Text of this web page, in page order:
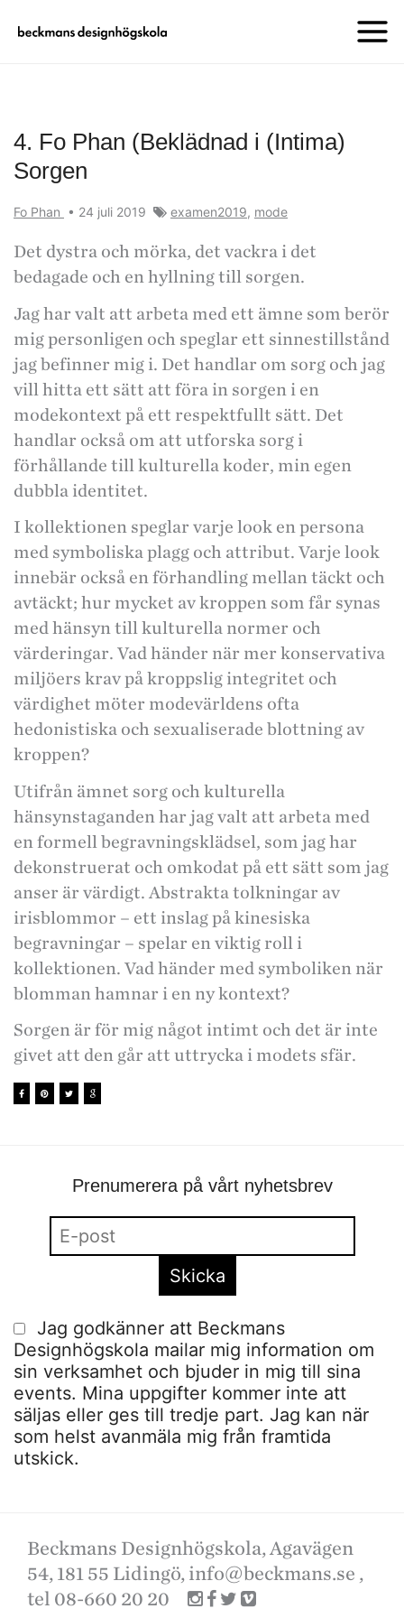
4. Fo Phan (Beklädnad i (Intima)
Sorgen
Fo Phan • 24 juli 2019 examen2019, mode
Det dystra och mörka, det vackra i det
bedagade och en hyllning till sorgen.
Jag har valt att arbeta med ett ämne som berör
mig personligen och speglar ett sinnestillstånd
jag befinner mig i. Det handlar om sorg och jag
vill hitta ett sätt att föra in sorgen i en
modekontext på ett respektfullt sätt. Det
handlar också om att utforska sorg i
förhållande till kulturella koder, min egen
dubbla identitet.
I kollektionen speglar varje look en persona
med symboliska plagg och attribut. Varje look
innebär också en förhandling mellan täckt och
avtäckt; hur mycket av kroppen som får synas
med hänsyn till kulturella normer och
värderingar. Vad händer när mer konservativa
miljöers krav på kroppslig integritet och
värdighet möter modevärldens ofta
hedonistiska och sexualiserade blottning av
kroppen?
Utifrån ämnet sorg och kulturella
hänsynstaganden har jag valt att arbeta med
en formell begravningsklädsel, som jag har
dekonstruerat och omkodat på ett sätt som jag
anser är värdigt. Abstrakta tolkningar av
irisblommor – ett inslag på kinesiska
begravningar – spelar en viktig roll i
kollektionen. Vad händer med symboliken när
blomman hamnar i en ny kontext?
Sorgen är för mig något intimt och det är inte
givet att den går att uttrycka i modets sfär.
Prenumerera på vårt nyhetsbrev
Jag godkänner att Beckmans
Designhögskola mailar mig information om
sin verksamhet och bjuder in mig till sina
events. Mina uppgifter kommer inte att
säljas eller ges till tredje part. Jag kan när
som helst avanmäla mig från framtida
utskick.
Beckmans Designhögskola, Agavägen
54, 181 55 Lidingö, info@beckmans.se ,
tel 08-660 20 20